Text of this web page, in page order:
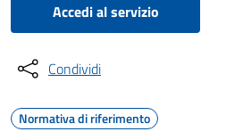
Accedi al servizio
Condividi
Normativa di riferimento